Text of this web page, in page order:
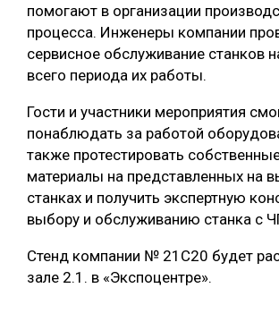
помогают в организации
процесса. Инженеры компании
сервисное обслуживание станков
всего периода их работы.
Гости и участники мероприятия
понаблюдать за работой
также протестировать
материалы на представленных на
станках и получить экспертную
выбору и обслуживанию станка с
Стенд компании № 21С20 будет
зале 2.1. в «Экспоцентре».